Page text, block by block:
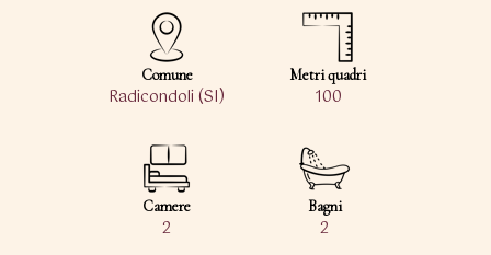
Comune
Radicondoli (SI)
Metri quadri
100
Camere
2
Bagni
2